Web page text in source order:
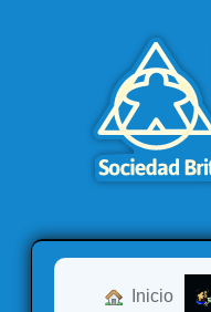
Inicio